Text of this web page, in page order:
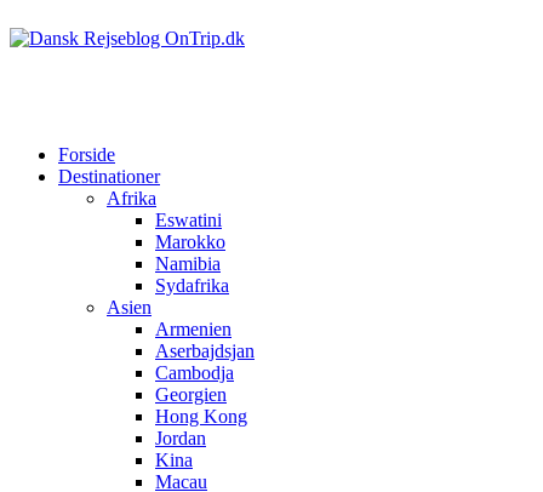
Forside
Destinationer
Afrika
Eswatini
Marokko
Namibia
Sydafrika
Asien
Armenien
Aserbajdsjan
Cambodja
Georgien
Hong Kong
Jordan
Kina
Macau